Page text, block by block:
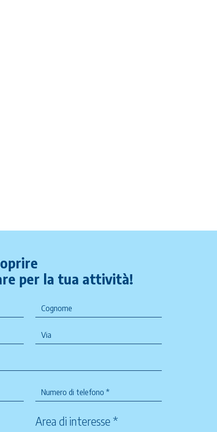
per la tua attività!
Area di interesse *